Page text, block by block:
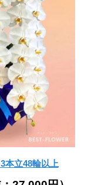
本立48輪以上